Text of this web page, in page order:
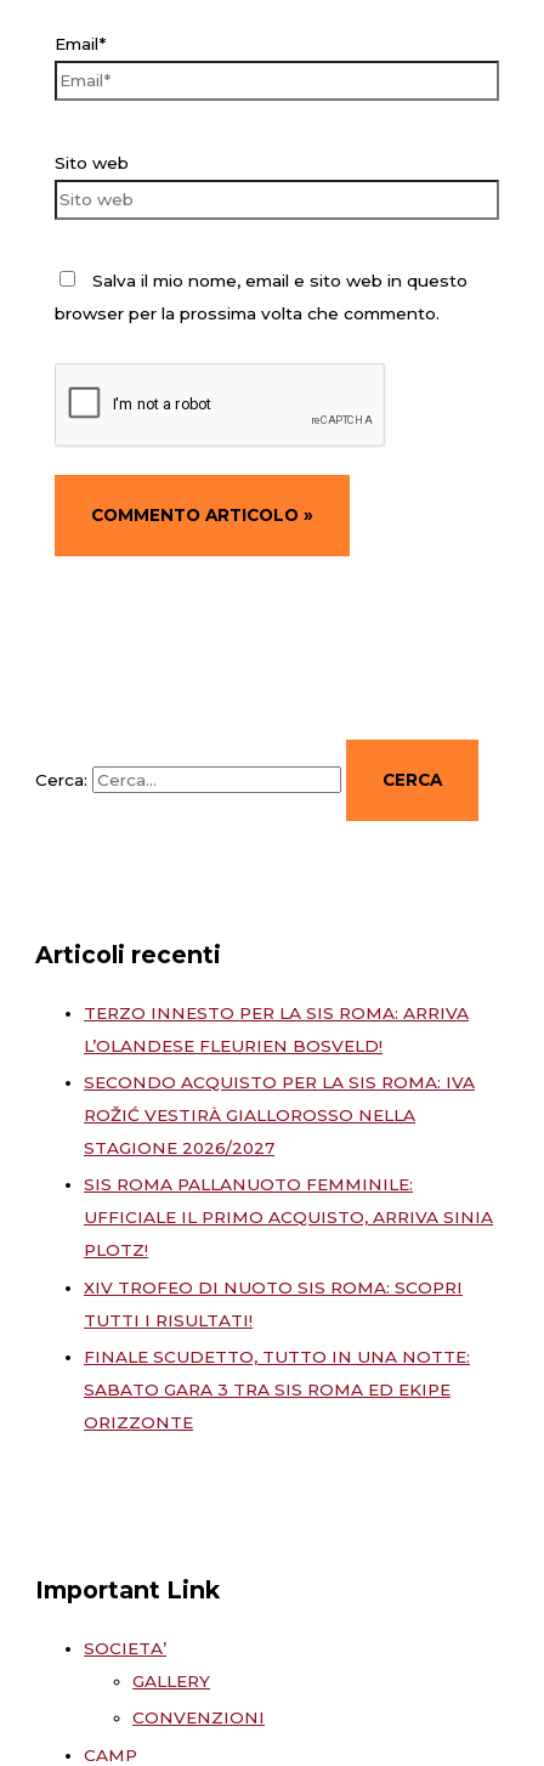
Email*
Sito web
Salva il mio nome, email e sito web in questo
browser per la prossima volta che commento.
Cerca:
Articoli recenti
TERZO INNESTO PER LA SIS ROMA: ARRIVA
L’OLANDESE FLEURIEN BOSVELD!
SECONDO ACQUISTO PER LA SIS ROMA: IVA
ROŽIĆ VESTIRÀ GIALLOROSSO NELLA
STAGIONE 2026/2027
SIS ROMA PALLANUOTO FEMMINILE:
UFFICIALE IL PRIMO ACQUISTO, ARRIVA SINIA
PLOTZ!
XIV TROFEO DI NUOTO SIS ROMA: SCOPRI
TUTTI I RISULTATI!
FINALE SCUDETTO, TUTTO IN UNA NOTTE:
SABATO GARA 3 TRA SIS ROMA ED EKIPE
ORIZZONTE
Important Link
SOCIETA’
GALLERY
CONVENZIONI
CAMP